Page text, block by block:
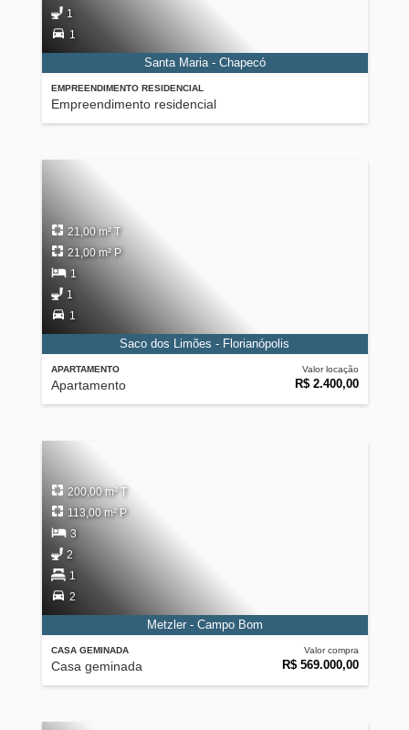
EMPREENDIMENTO RESIDENCIAL
Empreendimento residencial
1
1
Santa Maria - Chapecó
APARTAMENTO
Apartamento
Valor locação
R$ 2.400,00
21,00 m² T
21,00 m² P
1
1
1
Saco dos Limões - Florianópolis
CASA GEMINADA
Casa geminada
Valor compra
R$ 569.000,00
200,00 m² T
113,00 m² P
3
2
1
2
Metzler - Campo Bom